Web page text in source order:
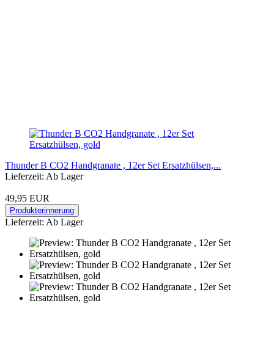
Thunder B CO2 Handgranate , 12er Set Ersatzhülsen,...
Lieferzeit: Ab Lager
49,95 EUR
Produkterinnerung
Lieferzeit: Ab Lager